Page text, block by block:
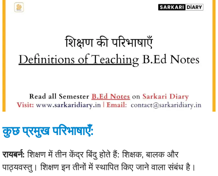
कुछ प्रमुख परिभाषाएँ:
रायबर्न: शिक्षण में तीन केंद्र बिंदु होते हैं: शिक्षक, बालक और
पाठ्यवस्तु। शिक्षण इन तीनों में स्थापित किए जाने वाला संबंध है।